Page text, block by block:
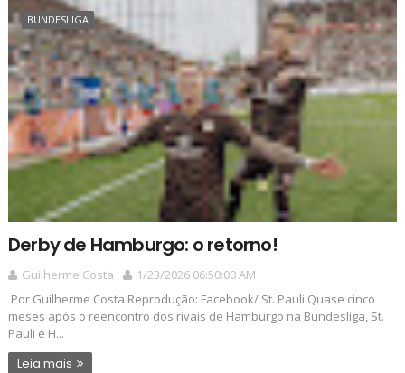
BUNDESLIGA
Derby de Hamburgo: o retorno!
Guilherme Costa
1/23/2026 06:50:00 AM
Por Guilherme Costa Reprodução: Facebook/ St. Pauli Quase cinco
meses após o reencontro dos rivais de Hamburgo na Bundesliga, St.
Pauli e H...
Leia mais